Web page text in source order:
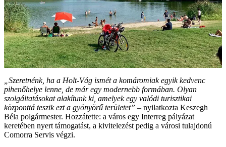
„Szeretnénk, ha a Holt-Vág ismét a komáromiak egyik kedvenc
pihenőhelye lenne, de már egy modernebb formában. Olyan
szolgáltatásokat alakítunk ki, amelyek egy valódi turisztikai
központtá teszik ezt a gyönyörű területet” – nyilatkozta Keszegh
Béla polgármester. Hozzátette: a város egy Interreg pályázat
keretében nyert támogatást, a kivitelezést pedig a városi tulajdonú
Comorra Servis végzi.